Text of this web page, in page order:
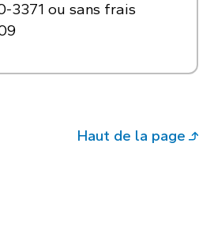
ou sans frais
Haut de la page